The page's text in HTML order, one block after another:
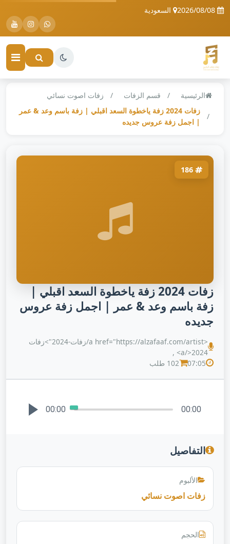
السعودية
الرئيسية قسم الزفات
زفات اصوت نسائي
زفات 2024 زفة ياخطوة السعد اقبلي | زفة باسم وعد & عمر
| اجمل زفة عروس جديده
زفات 2024 زفة ياخطوة السعد اقبلي |
زفة باسم وعد & عمر | اجمل زفة عروس
جديده
<a href="https://alzafaaf.com/artist/زفات-2024">زفات
2024</a> ,
07:05
102 طلب
00:00 00:00
التفاصيل
الألبوم
زفات اصوت نسائي
الحجم